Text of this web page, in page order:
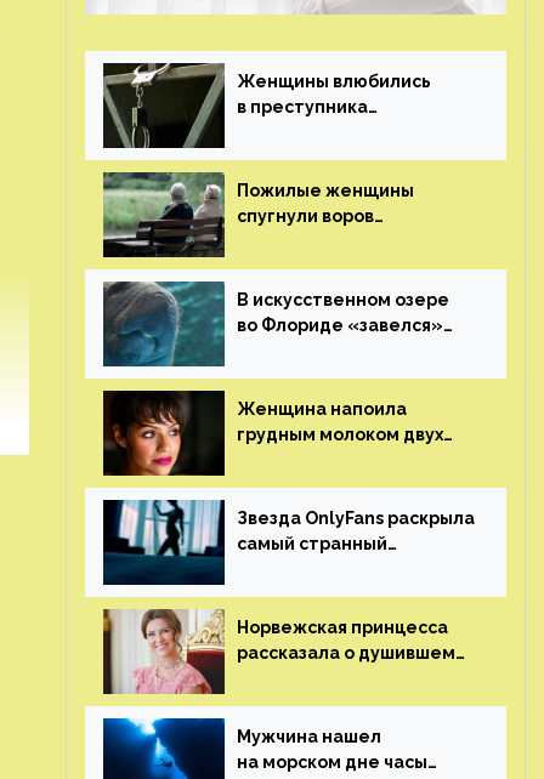
Женщины влюбились
в преступника
судью сохранить ему
жизнь
Пожилые женщины
спугнули воров
В искусственном озере
во Флориде «завелся»
Женщина напоила
грудным молоком двух
Звезда OnlyFans раскрыла
самый странный
от фаната
Норвежская принцесса
рассказала о душившем
генерала
Мужчина нашел
на морском дне часы